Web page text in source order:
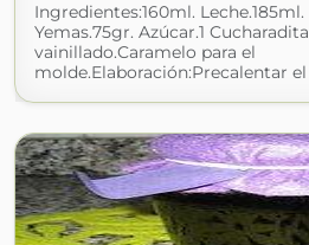
Ingredientes:160ml.
Yemas.75gr. Azúcar.1
vainillado.Caramelo para el
molde.Elaboración:Precalentar el